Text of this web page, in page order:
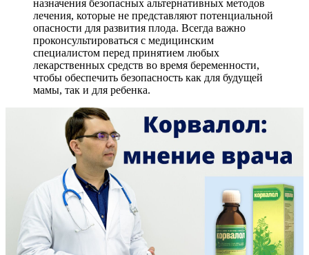
назначения безопасных альтернативных методов
лечения, которые не представляют потенциальной
опасности для развития плода. Всегда важно
проконсультироваться с медицинским
специалистом перед принятием любых
лекарственных средств во время беременности,
чтобы обеспечить безопасность как для будущей
мамы, так и для ребенка.